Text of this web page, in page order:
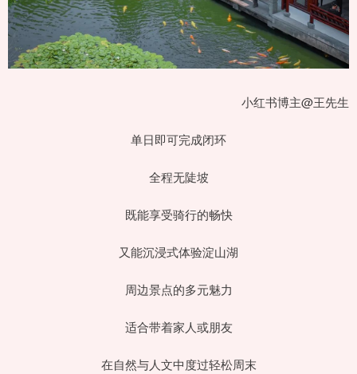
小红书博主@王先生
单日即可完成闭环
全程无陡坡
既能享受骑行的畅快
又能沉浸式体验淀山湖
周边景点的多元魅力
适合带着家人或朋友
在自然与人文中度过轻松周末